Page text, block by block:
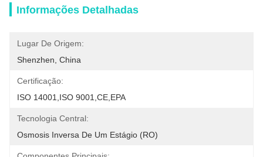
Informações Detalhadas
Lugar De Origem:
Shenzhen, China
Certificação:
ISO 14001,ISO 9001,CE,EPA
Tecnologia Central:
Osmosis Inversa De Um Estágio (RO)